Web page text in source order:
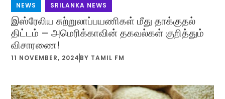
NEWS SRILANKA NEWS
இஸ்ரேலிய சுற்றுலாப்பயணிகள் மீது தாக்குதல்
திட்டம் – அமெரிக்காவின் தகவல்கள் குறித்தும்
விசாரணை!
11 NOVEMBER, 2024 BY TAMIL FM